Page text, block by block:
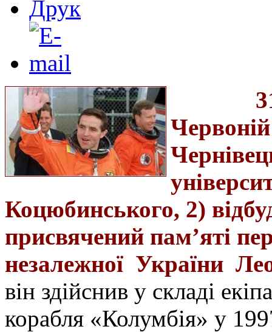
Коцюбинського, 2)
присвячений пам’яті
незалежної України
він здійснив у складі
корабля «Колумбія» у